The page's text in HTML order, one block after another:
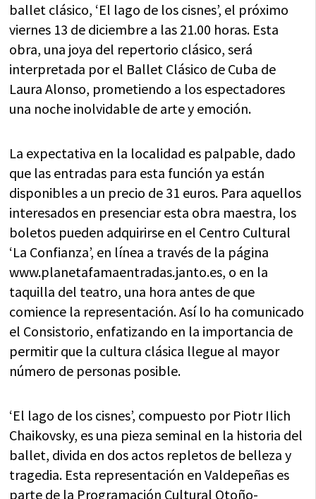
ballet clásico, ‘El lago de los cisnes’, el próximo
viernes 13 de diciembre a las 21.00 horas. Esta
obra, una joya del repertorio clásico, será
interpretada por el Ballet Clásico de Cuba de
Laura Alonso, prometiendo a los espectadores
una noche inolvidable de arte y emoción.
La expectativa en la localidad es palpable, dado
que las entradas para esta función ya están
disponibles a un precio de 31 euros. Para aquellos
interesados en presenciar esta obra maestra, los
boletos pueden adquirirse en el Centro Cultural
‘La Confianza’, en línea a través de la página
www.planetafamaentradas.janto.es, o en la
taquilla del teatro, una hora antes de que
comience la representación. Así lo ha comunicado
el Consistorio, enfatizando en la importancia de
permitir que la cultura clásica llegue al mayor
número de personas posible.
‘El lago de los cisnes’, compuesto por Piotr Ilich
Chaikovsky, es una pieza seminal en la historia del
ballet, divida en dos actos repletos de belleza y
tragedia. Esta representación en Valdepeñas es
parte de la Programación Cultural Otoño-